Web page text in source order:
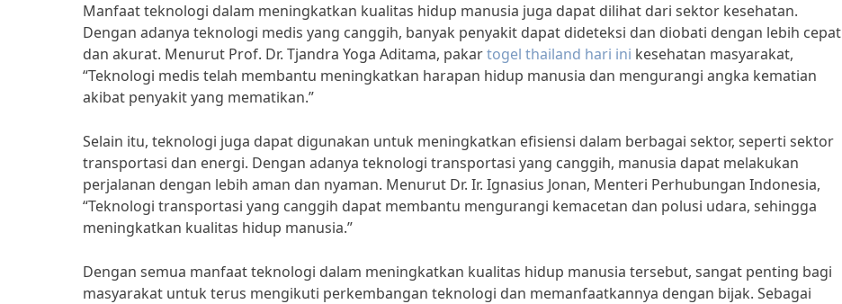
Manfaat teknologi dalam meningkatkan kualitas hidup manusia juga dapat dilihat dari sektor kesehatan.
Dengan adanya teknologi medis yang canggih, banyak penyakit dapat dideteksi dan diobati dengan lebih cepat
dan akurat. Menurut Prof. Dr. Tjandra Yoga Aditama, pakartogel thailand hari ini kesehatan masyarakat,
“Teknologi medis telah membantu meningkatkan harapan hidup manusia dan mengurangi angka kematian
akibat penyakit yang mematikan.”
Selain itu, teknologi juga dapat digunakan untuk meningkatkan efisiensi dalam berbagai sektor, seperti sektor
transportasi dan energi. Dengan adanya teknologi transportasi yang canggih, manusia dapat melakukan
perjalanan dengan lebih aman dan nyaman. Menurut Dr. Ir. Ignasius Jonan, Menteri Perhubungan Indonesia,
“Teknologi transportasi yang canggih dapat membantu mengurangi kemacetan dan polusi udara, sehingga
meningkatkan kualitas hidup manusia.”
Dengan semua manfaat teknologi dalam meningkatkan kualitas hidup manusia tersebut, sangat penting bagi
masyarakat untuk terus mengikuti perkembangan teknologi dan memanfaatkannya dengan bijak. Sebagai